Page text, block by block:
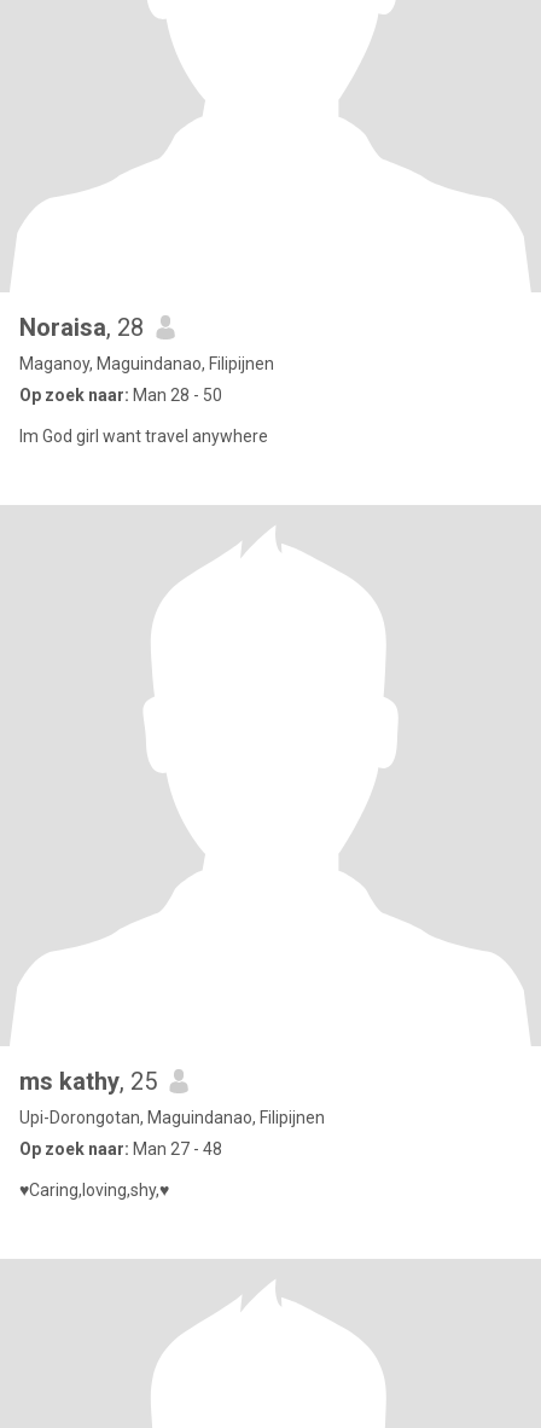
Noraisa, 28
Maganoy, Maguindanao, Filipijnen
Op zoek naar: Man 28 - 50
Im God girl want travel anywhere
ms kathy, 25
Upi-Dorongotan, Maguindanao, Filipijnen
Op zoek naar: Man 27 - 48
♥️Caring,loving,shy,♥️